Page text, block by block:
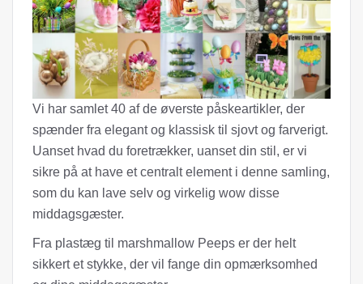
Vi har samlet 40 af de øverste påskeartikler, der
spænder fra elegant og klassisk til sjovt og farverigt.
Uanset hvad du foretrækker, uanset din stil, er vi
sikre på at have et centralt element i denne samling,
som du kan lave selv og virkelig wow disse
middagsgæster.
Fra plastæg til marshmallow Peeps er der helt
sikkert et stykke, der vil fange din opmærksomhed